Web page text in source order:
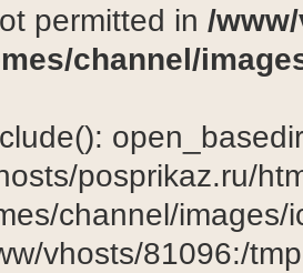
permitted in /
channel/
posprikaz.ru/
channel/
vhosts/81096:/